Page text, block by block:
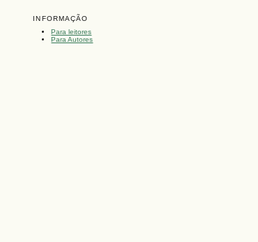
INFORMAÇÃO
Para leitores
Para Autores